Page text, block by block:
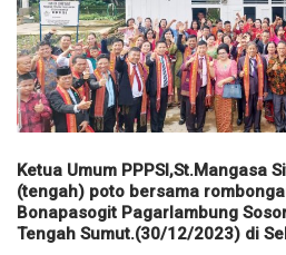
Ketua Umum PPPSI,St.Mangasa
(tengah) poto bersama
Bonapasogit Pagarlambung
Tengah Sumut.(30/12/2023) di